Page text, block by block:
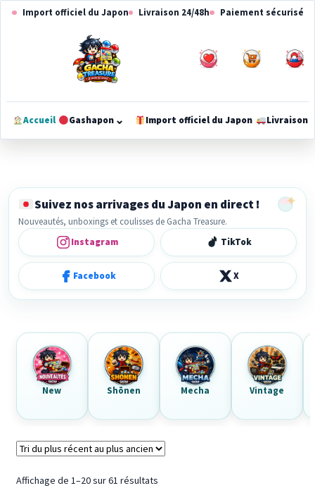
Aller
Aller Import officiel du Japon Livraison 24/48h Paiement sécurisé
Accueil Gashapon
Ouvrir
⌄ Import officiel du Japon Livraison
✦
Suivez nos arrivages du Japon en direct !
Nouveautés, unboxings et coulisses de Gacha Treasure.
Instagram
TikTok
Facebook X
New Shōnen Mecha Vintage
Affichage de 1–20 sur 61 résultatsTrié